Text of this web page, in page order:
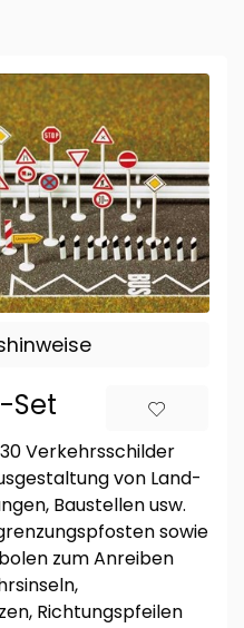
Set
Verkehrsschilder
von Land-
Baustellen usw.
sowie
zum Anreiben
Richtungspfeilen